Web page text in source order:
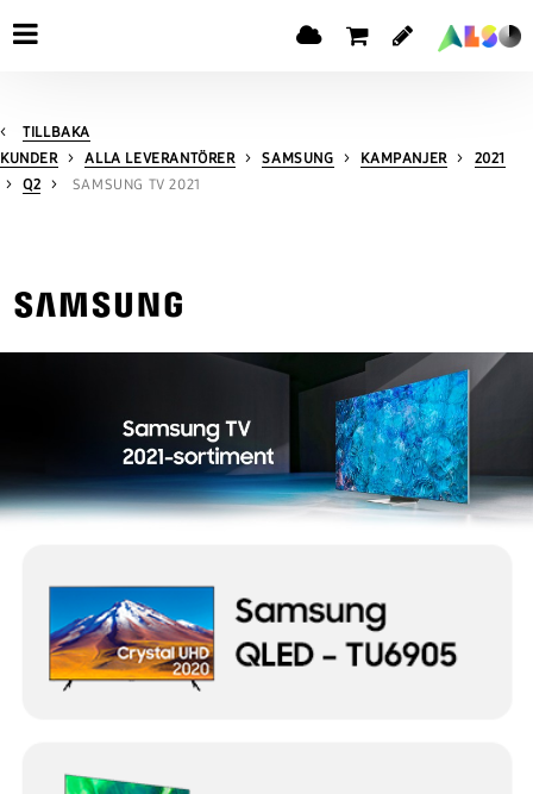
TILLBAKA
KUNDER
ALLA LEVERANTÖRER SAMSUNG KAMPANJER
2021
Q2
SAMSUNG TV 2021